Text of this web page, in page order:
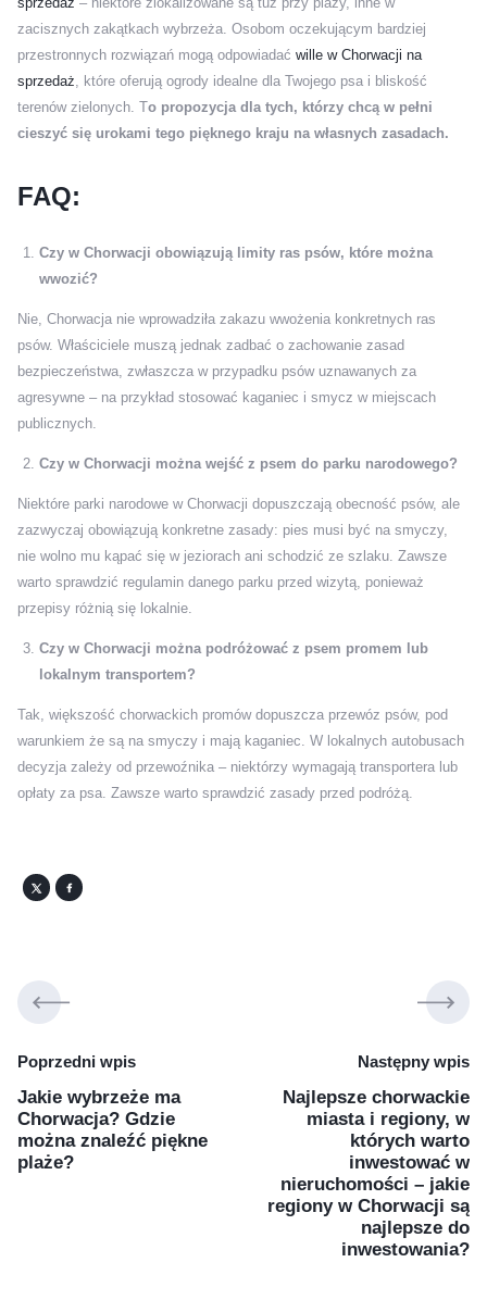
zacisznych zakątkach wybrzeża. Osobom oczekującym bardziej
przestronnych rozwiązań mogą odpowiadać wille w Chorwacji na
sprzedaż, które oferują ogrody idealne dla Twojego psa i bliskość
terenów zielonych. To propozycja dla tych, którzy chcą w pełni
cieszyć się urokami tego pięknego kraju na własnych zasadach.
FAQ:
Czy w Chorwacji obowiązują limity ras psów, które można
wwozić?
Nie, Chorwacja nie wprowadziła zakazu wwożenia konkretnych ras
psów. Właściciele muszą jednak zadbać o zachowanie zasad
bezpieczeństwa, zwłaszcza w przypadku psów uznawanych za
agresywne – na przykład stosować kaganiec i smycz w miejscach
publicznych.
Czy w Chorwacji można wejść z psem do parku narodowego?
Niektóre parki narodowe w Chorwacji dopuszczają obecność psów, ale
zazwyczaj obowiązują konkretne zasady: pies musi być na smyczy,
nie wolno mu kąpać się w jeziorach ani schodzić ze szlaku. Zawsze
warto sprawdzić regulamin danego parku przed wizytą, ponieważ
przepisy różnią się lokalnie.
Czy w Chorwacji można podróżować z psem promem lub
lokalnym transportem?
Tak, większość chorwackich promów dopuszcza przewóz psów, pod
warunkiem że są na smyczy i mają kaganiec. W lokalnych autobusach
decyzja zależy od przewoźnika – niektórzy wymagają transportera lub
opłaty za psa. Zawsze warto sprawdzić zasady przed podróżą.
Poprzedni wpis
Jakie wybrzeże ma
Chorwacja? Gdzie
można znaleźć piękne
plaże?
Następny wpis
Najlepsze chorwackie
miasta i regiony, w
których warto
inwestować w
nieruchomości – jakie
regiony w Chorwacji są
najlepsze do
inwestowania?